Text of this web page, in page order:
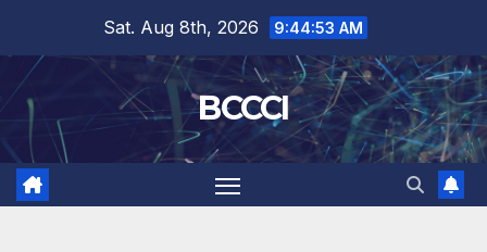
content
Sat. Aug 8th, 2026 9:44:54 AM
BCCCI